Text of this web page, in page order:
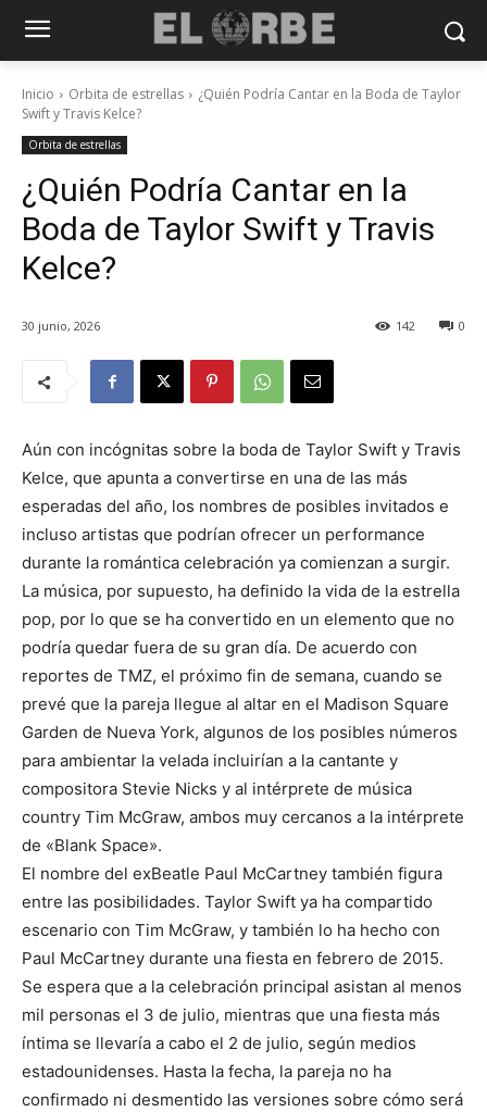
Inicio Orbita de estrellas
¿Quién Podría Cantar en la Boda de Taylor
Swift y Travis Kelce?
Orbita de estrellas
¿Quién Podría Cantar en la
Boda de Taylor Swift y Travis
Kelce?
30 junio, 2026 0
142
Aún con incógnitas sobre la boda de Taylor Swift y Travis
Kelce, que apunta a convertirse en una de las más
esperadas del año, los nombres de posibles invitados e
incluso artistas que podrían ofrecer un performance
durante la romántica celebración ya comienzan a surgir.
La música, por supuesto, ha definido la vida de la estrella
pop, por lo que se ha convertido en un elemento que no
podría quedar fuera de su gran día. De acuerdo con
reportes de TMZ, el próximo fin de semana, cuando se
prevé que la pareja llegue al altar en el Madison Square
Garden de Nueva York, algunos de los posibles números
para ambientar la velada incluirían a la cantante y
compositora Stevie Nicks y al intérprete de música
country Tim McGraw, ambos muy cercanos a la intérprete
de «Blank Space».
El nombre del exBeatle Paul McCartney también figura
entre las posibilidades. Taylor Swift ya ha compartido
escenario con Tim McGraw, y también lo ha hecho con
Paul McCartney durante una fiesta en febrero de 2015.
Se espera que a la celebración principal asistan al menos
mil personas el 3 de julio, mientras que una fiesta más
íntima se llevaría a cabo el 2 de julio, según medios
estadounidenses. Hasta la fecha, la pareja no ha
confirmado ni desmentido las versiones sobre cómo será